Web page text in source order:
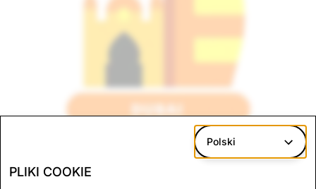
Zjednoczone Emiraty Arabskie
Polski
PLIKI COOKIE